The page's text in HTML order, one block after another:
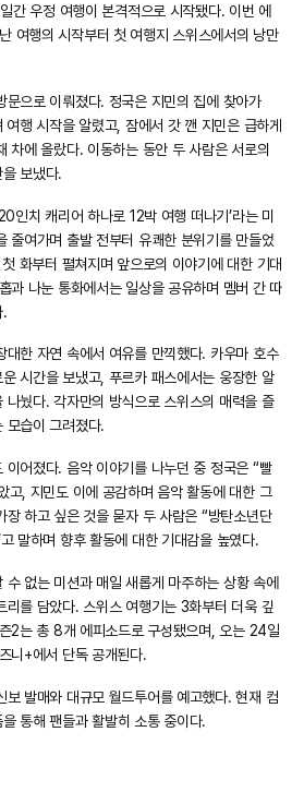
간 우정 여행이 본격적으로 시작됐다. 이번 에
여행의 시작부터 첫 여행지 스위스에서의 낭만
문으로 이뤄졌다. 정국은 지민의 집에 찾아가
여행 시작을 알렸고, 잠에서 갓 깬 지민은 급하게
차에 올랐다. 이동하는 동안 두 사람은 서로의
보냈다.
인치 캐리어 하나로 12박 여행 떠나기’라는 미
줄여가며 출발 전부터 유쾌한 분위기를 만들었
화부터 펼쳐지며 앞으로의 이야기에 대한 기대
과 나눈 통화에서는 일상을 공유하며 멤버 간 따
.
대한 자연 속에서 여유를 만끽했다. 카우마 호수
시간을 보냈고, 푸르카 패스에서는 웅장한 알
나눴다. 각자만의 방식으로 스위스의 매력을 즐
모습이 그려졌다.
이어졌다. 음악 이야기를 나누던 중 정국은 “빨
고, 지민도 이에 공감하며 음악 활동에 대한 그
장 하고 싶은 것을 묻자 두 사람은 “방탄소년단
말하며 향후 활동에 대한 기대감을 높였다.
수 없는 미션과 매일 새롭게 마주하는 상황 속에
리를 담았다. 스위스 여행기는 3화부터 더욱 깊
2는 총 8개 에피소드로 구성됐으며, 오는 24일
니+에서 단독 공개된다.
보 발매와 대규모 월드투어를 예고했다. 현재 컴
통해 팬들과 활발히 소통 중이다.